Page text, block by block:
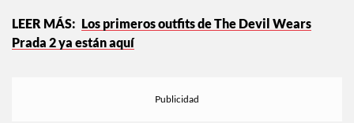
Los primeros outfits de The Devil Wears
Prada 2 ya están aquí